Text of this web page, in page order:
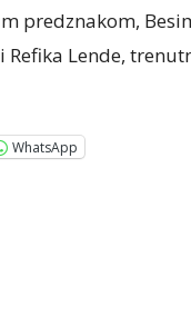
predznakom,
Refika Lende,
WhatsApp